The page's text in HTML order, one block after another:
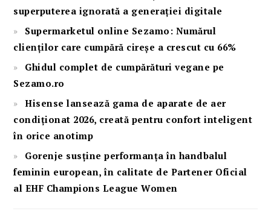
superputerea ignorată a generației digitale
Supermarketul online Sezamo: Numărul
clienților care cumpără cireșe a crescut cu 66%
Ghidul complet de cumpărături vegane pe
Sezamo.ro
Hisense lansează gama de aparate de aer
condiționat 2026, creată pentru confort inteligent
în orice anotimp
Gorenje susține performanța în handbalul
feminin european, în calitate de Partener Oficial
al EHF Champions League Women